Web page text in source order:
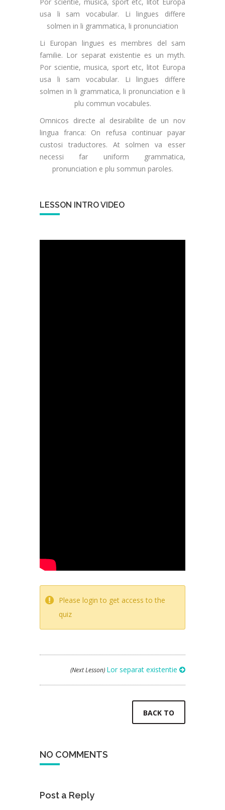
usa li sam vocabular. Li lingues differe
solmen in li grammatica, li pronunciation
Li Europan lingues es membres del sam
familie. Lor separat existentie es un myth.
Por scientie, musica, sport etc, litot Europa
usa li sam vocabular. Li lingues differe
solmen in li grammatica, li pronunciation e li
plu commun vocabules.
Omnicos directe al desirabilite de un nov
lingua franca: On refusa continuar payar
custosi traductores. At solmen va esser
necessi far uniform grammatica,
pronunciation e plu sommun paroles.
LESSON INTRO VIDEO
Please login to get access to the
quiz
(Next Lesson) Lor separat existentie
BACK TO
NO COMMENTS
Post a Reply